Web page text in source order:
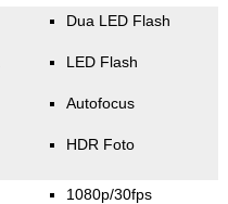
Dua LED Flash
LED Flash
Autofocus
HDR Foto
1080p/30fps